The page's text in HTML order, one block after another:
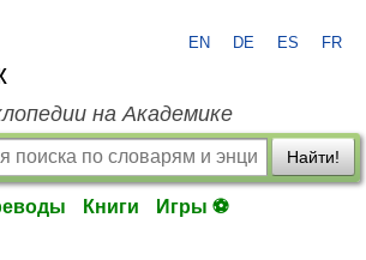
EN DE ES FR
на Академике
Найти!
Книги Игры ⚽